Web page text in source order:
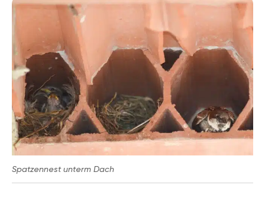
Spatzennest unterm Dach